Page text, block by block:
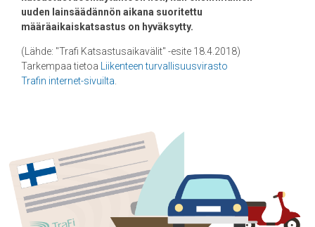
uuden lainsäädännön aikana suoritettu
määräaikaiskatsastus on hyväksytty.
(Lähde: "Trafi Katsastusaikavälit" -esite 18.4.2018)
Tarkempaa tietoa
Liikenteen turvallisuusvirasto
Trafin internet-sivuilta